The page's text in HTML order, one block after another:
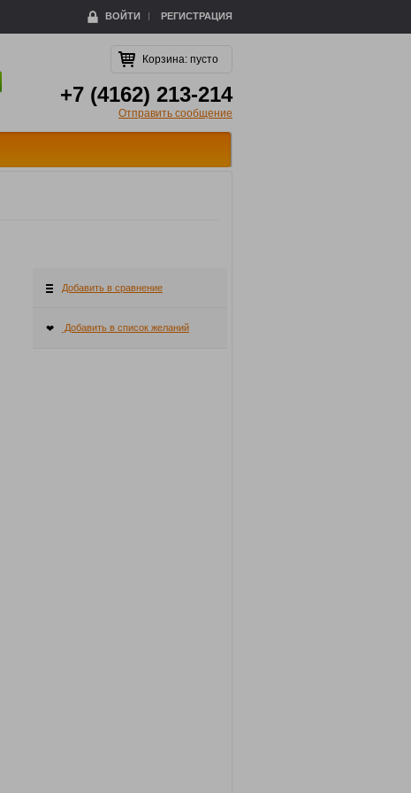
ВОЙТИ РЕГИСТРАЦИЯ
Корзина: пусто
+7 (4162) 213-214
Отправить сообщение
Добавить в сравнение
Добавить в список желаний